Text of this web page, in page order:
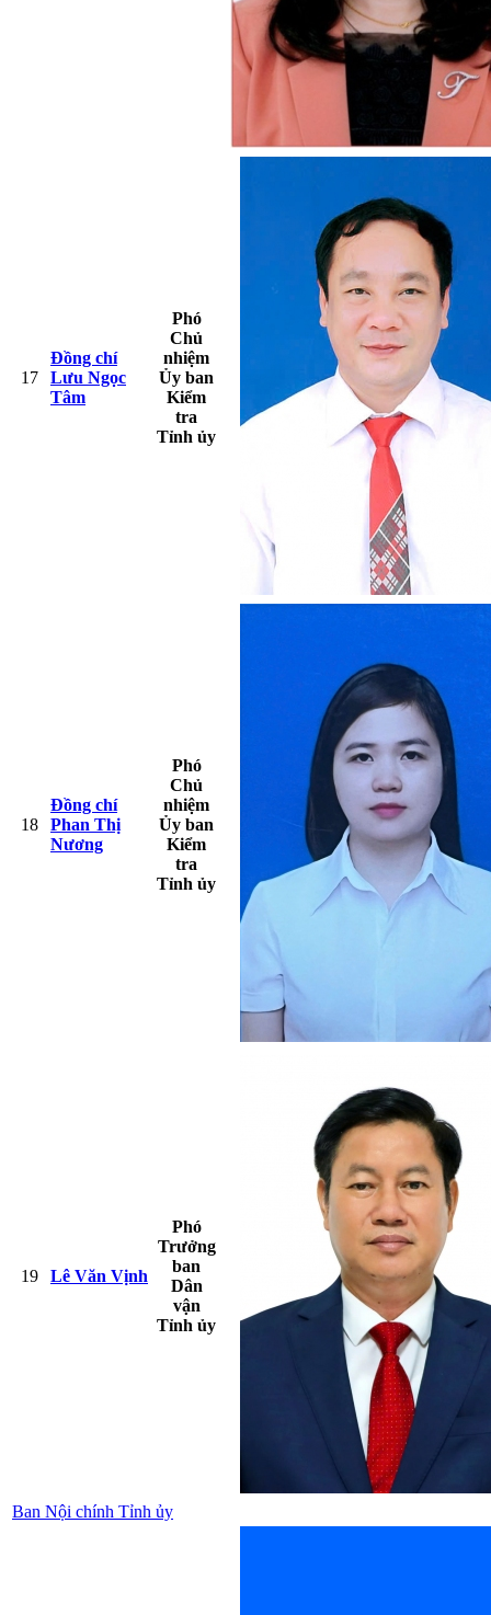
17
Đồng chí
Lưu Ngọc
Tâm
Phó
Chủ
nhiệm
Ủy ban
Kiểm
tra
Tỉnh ủy
18
Đồng chí
Phan Thị
Nương
Phó
Chủ
nhiệm
Ủy ban
Kiểm
tra
Tỉnh ủy
19 Lê Văn Vịnh
Phó
Trưởng
ban
Dân
vận
Tỉnh ủy
Ban Nội chính Tỉnh ủy